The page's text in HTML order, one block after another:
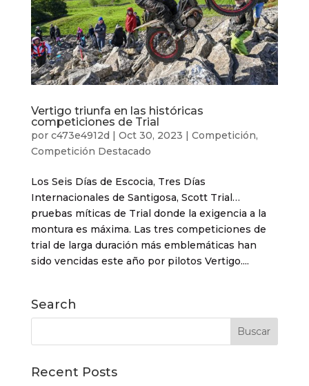
Vertigo triunfa en las históricas
competiciones de Trial
por c473e4912d | Oct 30, 2023 | Competición,
Competición Destacado
Los Seis Días de Escocia, Tres Días
Internacionales de Santigosa, Scott Trial…
pruebas míticas de Trial donde la exigencia a la
montura es máxima. Las tres competiciones de
trial de larga duración más emblemáticas han
sido vencidas este año por pilotos Vertigo....
Search
Recent Posts